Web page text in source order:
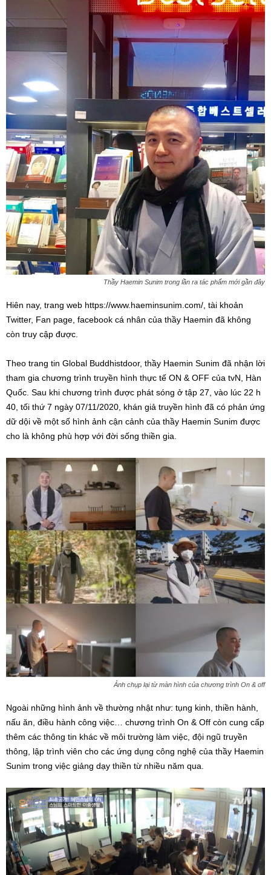
Thầy Haemin Sunim trong lần ra tác phẩm mới gần đây
Hiên nay, trang web https://www.haeminsunim.com/, tài khoản
Twitter, Fan page, facebook cá nhân của thầy Haemin đã không
còn truy cập được.
Theo trang tin Global Buddhistdoor, thầy Haemin Sunim đã nhận lời
tham gia chương trình truyền hình thực tế ON & OFF của tvN, Hàn
Quốc . Sau khi chương trình được phát sóng ở tập 27, vào lúc 22 h
40, tối thứ 7 ngày 07/11/2020, khán giả truyền hình đã có phản ứng
dữ dội về một số hình ảnh cận cảnh của thầy Haemin Sunim được
cho là không phù hợp với đời sống thiền gia.
Ảnh chụp lại từ màn hình của chương trình On & off
Ngoài những hình ảnh về thường nhật như: tụng kinh, thiền hành,
nấu ăn, điều hành công việc… chương trình On & Off còn cung cấp
thêm các thông tin khác về môi trường làm việc, đội ngũ truyền
thông, lập trình viên cho các ứng dụng công nghệ của thầy Haemin
Sunim trong việc giảng dạy thiền từ nhiều năm qua.